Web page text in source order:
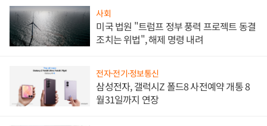
사회
미국 법원 "트럼프 정부 풍력 프로젝트 동결
조치는 위법", 해제 명령 내려
전자·전기·정보통신
삼성전자, 갤럭시Z 폴드8 사전예약 개통 8
월31일까지 연장